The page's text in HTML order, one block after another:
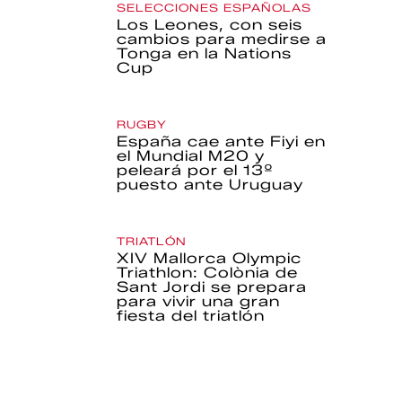
SELECCIONES ESPAÑOLAS
Los Leones, con seis
cambios para medirse a
Tonga en la Nations
Cup
RUGBY
España cae ante Fiyi en
el Mundial M20 y
peleará por el 13º
puesto ante Uruguay
TRIATLÓN
XIV Mallorca Olympic
Triathlon: Colònia de
Sant Jordi se prepara
para vivir una gran
fiesta del triatlón